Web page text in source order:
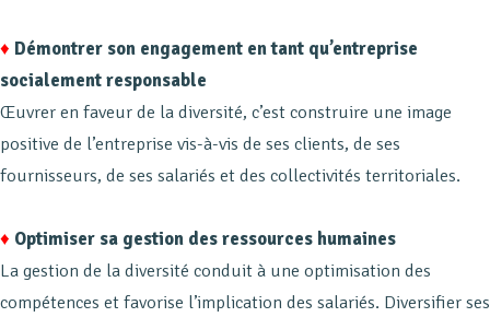
♦ Démontrer son engagement en tant qu’entreprise
socialement responsable
Œuvrer en faveur de la diversité, c’est construire une image
positive de l’entreprise vis-à-vis de ses clients, de ses
fournisseurs, de ses salariés et des collectivités territoriales.
♦ Optimiser sa gestion des ressources humaines
La gestion de la diversité conduit à une optimisation des
compétences et favorise l’implication des salariés. Diversifier ses